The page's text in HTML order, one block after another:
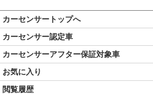
カーセンサートップへ
カーセンサー認定車
カーセンサーアフター保証対象車
お気に入り
閲覧履歴